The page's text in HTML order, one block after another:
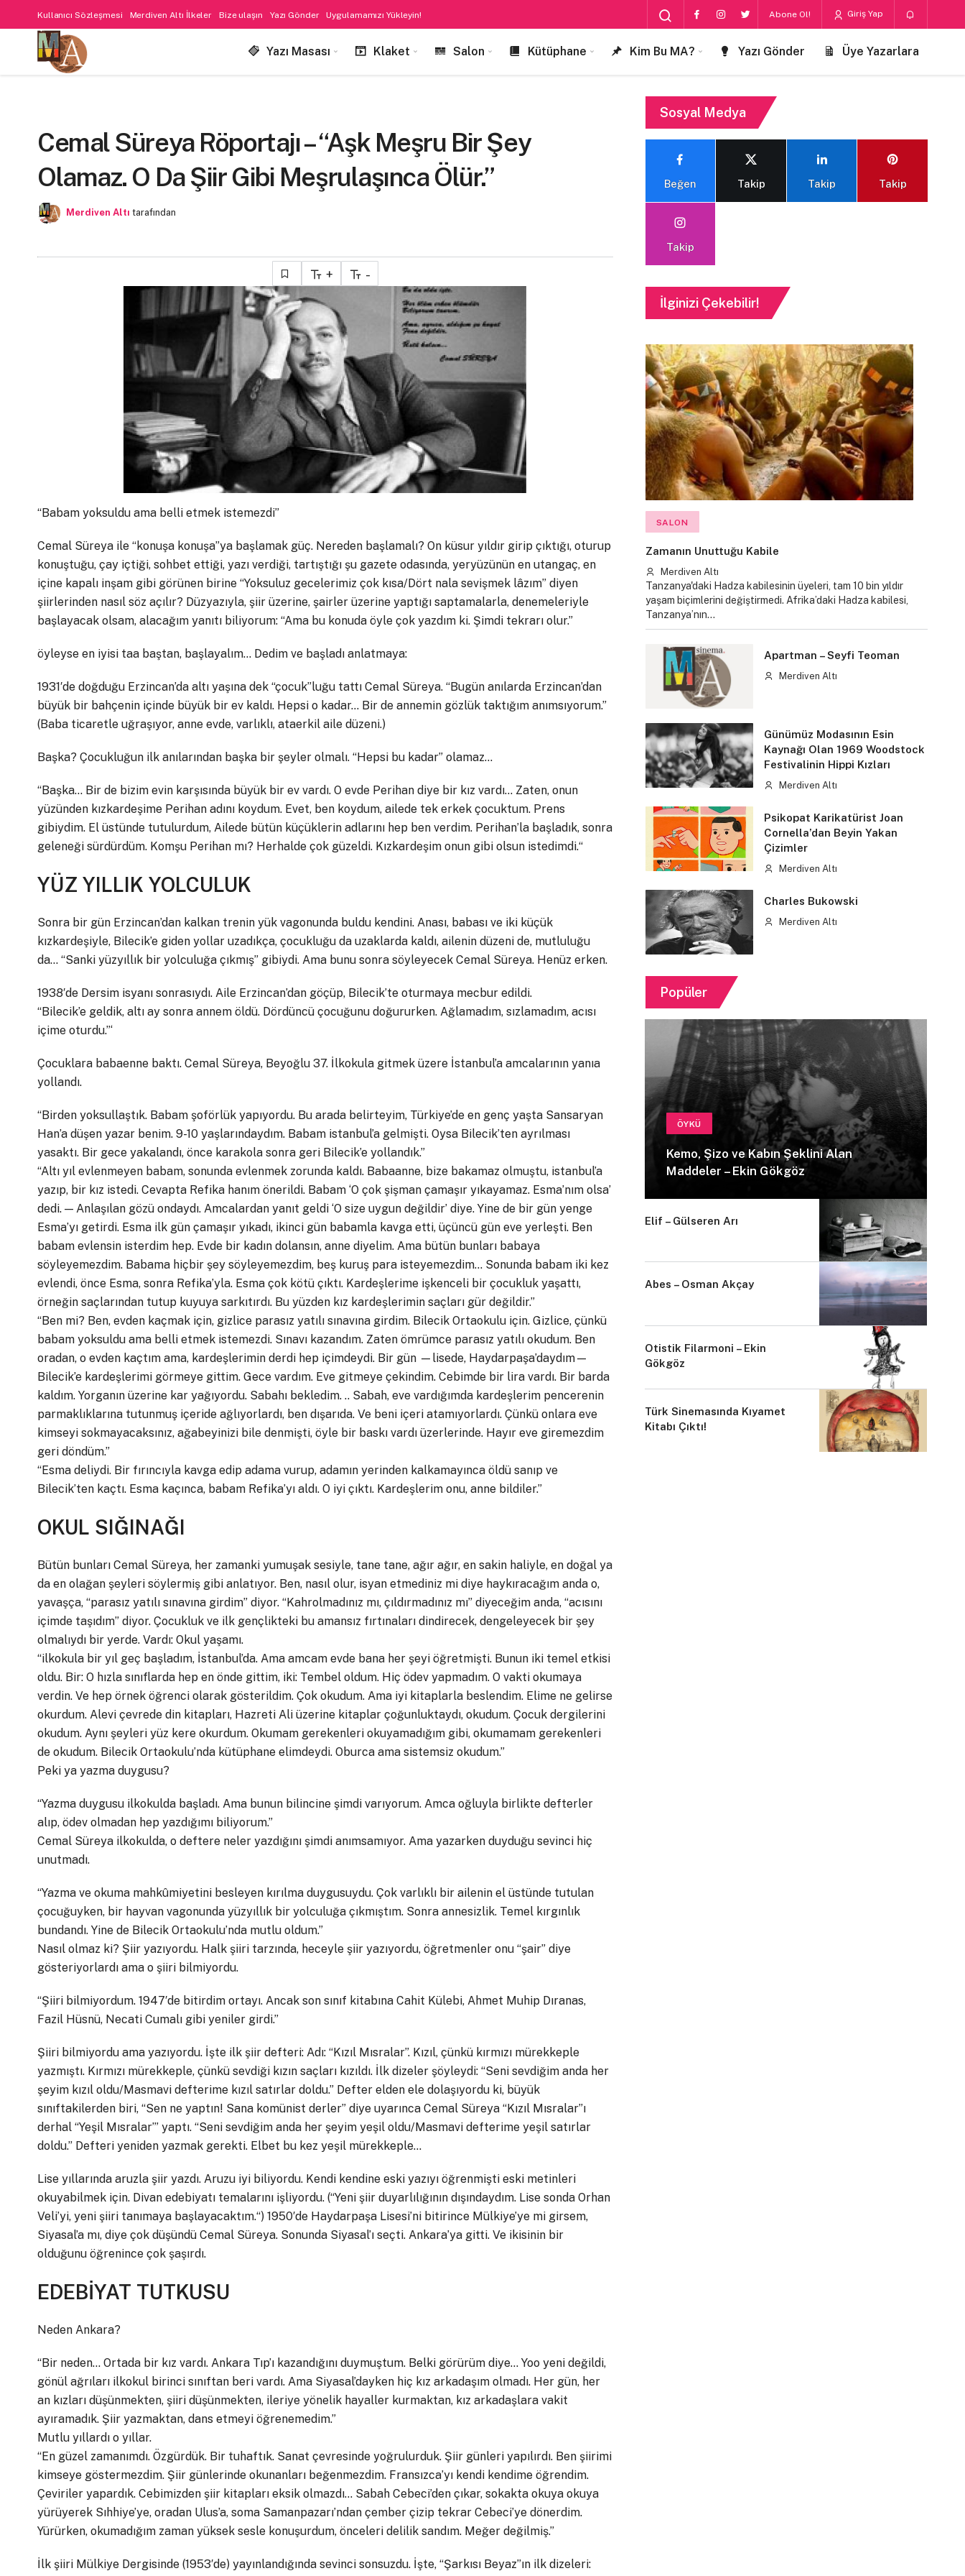
Kullanıcı Sözleşmesi Merdiven Altı İlkeler Bize ulaşın Yazı Gönder Uygulamamızı Yükleyin! Abone Ol! Giriş Yap
Yazı Masası Klaket Salon Kütüphane Kim Bu MA? Yazı Gönder Üye Yazarlara
Cemal Süreya Röportajı – “Aşk Meşru Bir Şey
Olamaz. O Da Şiir Gibi Meşrulaşınca Ölür.”
Merdiven Altı tarafından
+ -
“Babam yoksuldu ama belli etmek istemezdi”
Cemal Süreya ile “konuşa konuşa”ya başlamak güç. Nereden başlamalı? On küsur yıldır girip çıktığı, oturup
konuştuğu, çay içtiği, sohbet ettiği, yazı verdiği, tartıştığı şu gazete odasında, yeryüzünün en utangaç, en
içine kapalı inşam gibi görünen birine “Yoksuluz gecelerimiz çok kısa/Dört nala sevişmek lâzım” diyen
şiirlerinden nasıl söz açılır? Düzyazıyla, şiir üzerine, şairler üzerine yaptığı saptamalarla, denemeleriyle
başlayacak olsam, alacağım yanıtı biliyorum: “Ama bu konuda öyle çok yazdım ki. Şimdi tekrarı olur.”
öyleyse en iyisi taa baştan, başlayalım… Dedim ve başladı anlatmaya:
1931′de doğduğu Erzincan’da altı yaşına dek “çocuk”luğu tattı Cemal Süreya. “Bugün anılarda Erzincan’dan
büyük bir bahçenin içinde büyük bir ev kaldı. Hepsi o kadar… Bir de annemin gözlük taktığım anımsıyorum.”
(Baba ticaretle uğraşıyor, anne evde, varlıklı, ataerkil aile düzeni.)
Başka? Çocukluğun ilk anılarından başka bir şeyler olmalı. “Hepsi bu kadar” olamaz…
“Başka… Bir de bizim evin karşısında büyük bir ev vardı. O evde Perihan diye bir kız vardı… Zaten, onun
yüzünden kızkardeşime Perihan adını koydum. Evet, ben koydum, ailede tek erkek çocuktum. Prens
gibiydim. El üstünde tutulurdum, Ailede bütün küçüklerin adlarını hep ben verdim. Perihan’la başladık, sonra
geleneği sürdürdüm. Komşu Perihan mı? Herhalde çok güzeldi. Kızkardeşim onun gibi olsun istedimdi.“
YÜZ YILLIK YOLCULUK
Sonra bir gün Erzincan’dan kalkan trenin yük vagonunda buldu kendini. Anası, babası ve iki küçük
kızkardeşiyle, Bilecik’e giden yollar uzadıkça, çocukluğu da uzaklarda kaldı, ailenin düzeni de, mutluluğu
da… “Sanki yüzyıllık bir yolculuğa çıkmış” gibiydi. Ama bunu sonra söyleyecek Cemal Süreya. Henüz erken.
1938′de Dersim isyanı sonrasıydı. Aile Erzincan’dan göçüp, Bilecik’te oturmaya mecbur edildi.
“Bilecik’e geldik, altı ay sonra annem öldü. Dördüncü çocuğunu doğururken. Ağlamadım, sızlamadım, acısı
içime oturdu.”‘
Çocuklara babaenne baktı. Cemal Süreya, Beyoğlu 37. İlkokula gitmek üzere İstanbul’a amcalarının yanıa
yollandı.
“Birden yoksullaştık. Babam şoförlük yapıyordu. Bu arada belirteyim, Türkiye’de en genç yaşta Sansaryan
Han’a düşen yazar benim. 9-10 yaşlarındaydım. Babam istanbul’a gelmişti. Oysa Bilecik’ten ayrılması
yasaktı. Bir gece yakalandı, önce karakola sonra geri Bilecik’e yollandık.”
“Altı yıl evlenmeyen babam, sonunda evlenmek zorunda kaldı. Babaanne, bize bakamaz olmuştu, istanbul’a
yazıp, bir kız istedi. Cevapta Refika hanım önerildi. Babam ‘O çok şişman çamaşır yıkayamaz. Esma’nım olsa’
dedi. — Anlaşılan gözü ondaydı. Amcalardan yanıt geldi ‘O size uygun değildir’ diye. Yine de bir gün yenge
Esma’yı getirdi. Esma ilk gün çamaşır yıkadı, ikinci gün babamla kavga etti, üçüncü gün eve yerleşti. Ben
babam evlensin isterdim hep. Evde bir kadın dolansın, anne diyelim. Ama bütün bunları babaya
söyleyemezdim. Babama hiçbir şey söyleyemezdim, beş kuruş para isteyemezdim… Sonunda babam iki kez
evlendi, önce Esma, sonra Refika’yla. Esma çok kötü çıktı. Kardeşlerime işkenceli bir çocukluk yaşattı,
örneğin saçlarından tutup kuyuya sarkıtırdı. Bu yüzden kız kardeşlerimin saçları gür değildir.”
“Ben mi? Ben, evden kaçmak için, gizlice parasız yatılı sınavına girdim. Bilecik Ortaokulu için. Gizlice, çünkü
babam yoksuldu ama belli etmek istemezdi. Sınavı kazandım. Zaten ömrümce parasız yatılı okudum. Ben
oradan, o evden kaçtım ama, kardeşlerimin derdi hep içimdeydi. Bir gün —lisede, Haydarpaşa’daydım—
Bilecik’e kardeşlerimi görmeye gittim. Gece vardım. Eve gitmeye çekindim. Cebimde bir lira vardı. Bir barda
kaldım. Yorganın üzerine kar yağıyordu. Sabahı bekledim. .. Sabah, eve vardığımda kardeşlerim pencerenin
parmaklıklarına tutunmuş içeride ağlıyorlardı, ben dışarıda. Ve beni içeri atamıyorlardı. Çünkü onlara eve
kimseyi sokmayacaksınız, ağabeyinizi bile denmişti, öyle bir baskı vardı üzerlerinde. Hayır eve giremezdim
geri döndüm.”
“Esma deliydi. Bir fırıncıyla kavga edip adama vurup, adamın yerinden kalkamayınca öldü sanıp ve
Bilecik’ten kaçtı. Esma kaçınca, babam Refika’yı aldı. O iyi çıktı. Kardeşlerim onu, anne bildiler.”
OKUL SIĞINAĞI
Bütün bunları Cemal Süreya, her zamanki yumuşak sesiyle, tane tane, ağır ağır, en sakin haliyle, en doğal ya
da en olağan şeyleri söylermiş gibi anlatıyor. Ben, nasıl olur, isyan etmediniz mi diye haykıracağım anda o,
yavaşça, “parasız yatılı sınavına girdim” diyor. “Kahrolmadınız mı, çıldırmadınız mı” diyeceğim anda, “acısını
içimde taşıdım” diyor. Çocukluk ve ilk gençlikteki bu amansız fırtınaları dindirecek, dengeleyecek bir şey
olmalıydı bir yerde. Vardı: Okul yaşamı.
“ilkokula bir yıl geç başladım, İstanbul’da. Ama amcam evde bana her şeyi öğretmişti. Bunun iki temel etkisi
oldu. Bir: O hızla sınıflarda hep en önde gittim, iki: Tembel oldum. Hiç ödev yapmadım. O vakti okumaya
verdin. Ve hep örnek öğrenci olarak gösterildim. Çok okudum. Ama iyi kitaplarla beslendim. Elime ne gelirse
okurdum. Alevi çevrede din kitapları, Hazreti Ali üzerine kitaplar çoğunluktaydı, okudum. Çocuk dergilerini
okudum. Aynı şeyleri yüz kere okurdum. Okumam gerekenleri okuyamadığım gibi, okumamam gerekenleri
de okudum. Bilecik Ortaokulu’nda kütüphane elimdeydi. Oburca ama sistemsiz okudum.”
Peki ya yazma duygusu?
“Yazma duygusu ilkokulda başladı. Ama bunun bilincine şimdi varıyorum. Amca oğluyla birlikte defterler
alıp, ödev olmadan hep yazdığımı biliyorum.”
Cemal Süreya ilkokulda, o deftere neler yazdığını şimdi anımsamıyor. Ama yazarken duyduğu sevinci hiç
unutmadı.
“Yazma ve okuma mahkûmiyetini besleyen kırılma duygusuydu. Çok varlıklı bir ailenin el üstünde tutulan
çocuğuyken, bir hayvan vagonunda yüzyıllık bir yolculuğa çıkmıştım. Sonra annesizlik. Temel kırgınlık
bundandı. Yine de Bilecik Ortaokulu’nda mutlu oldum.”
Nasıl olmaz ki? Şiir yazıyordu. Halk şiiri tarzında, heceyle şiir yazıyordu, öğretmenler onu “şair” diye
gösteriyorlardı ama o şiiri bilmiyordu.
“Şiiri bilmiyordum. 1947′de bitirdim ortayı. Ancak son sınıf kitabına Cahit Külebi, Ahmet Muhip Dıranas,
Fazil Hüsnü, Necati Cumalı gibi yeniler girdi.”
Şiiri bilmiyordu ama yazıyordu. İşte ilk şiir defteri: Adı: “Kızıl Mısralar”. Kızıl, çünkü kırmızı mürekkeple
yazmıştı. Kırmızı mürekkeple, çünkü sevdiği kızın saçları kızıldı. İlk dizeler şöyleydi: “Seni sevdiğim anda her
şeyim kızıl oldu/Masmavi defterime kızıl satırlar doldu.” Defter elden ele dolaşıyordu ki, büyük
sınıftakilerden biri, “Sen ne yaptın! Sana komünist derler” diye uyarınca Cemal Süreya “Kızıl Mısralar”ı
derhal “Yeşil Mısralar’” yaptı. “Seni sevdiğim anda her şeyim yeşil oldu/Masmavi defterime yeşil satırlar
doldu.” Defteri yeniden yazmak gerekti. Elbet bu kez yeşil mürekkeple…
Lise yıllarında aruzla şiir yazdı. Aruzu iyi biliyordu. Kendi kendine eski yazıyı öğrenmişti eski metinleri
okuyabilmek için. Divan edebiyatı temalarını işliyordu. (“Yeni şiir duyarlılığının dışındaydım. Lise sonda Orhan
Veli’yi, yeni şiiri tanımaya başlayacaktım.“) 1950′de Haydarpaşa Lisesi’ni bitirince Mülkiye’ye mi girsem,
Siyasal’a mı, diye çok düşündü Cemal Süreya. Sonunda Siyasal’ı seçti. Ankara’ya gitti. Ve ikisinin bir
olduğunu öğrenince çok şaşırdı.
EDEBİYAT TUTKUSU
Neden Ankara?
“Bir neden… Ortada bir kız vardı. Ankara Tıp’ı kazandığını duymuştum. Belki görürüm diye… Yoo yeni değildi,
gönül ağrıları ilkokul birinci sınıftan beri vardı. Ama Siyasal’dayken hiç kız arkadaşım olmadı. Her gün, her
an kızları düşünmekten, şiiri düşünmekten, ileriye yönelik hayaller kurmaktan, kız arkadaşlara vakit
ayıramadık. Şiir yazmaktan, dans etmeyi öğrenemedim.”
Mutlu yıllardı o yıllar.
“En güzel zamanımdı. Özgürdük. Bir tuhaftık. Sanat çevresinde yoğrulurduk. Şiir günleri yapılırdı. Ben şiirimi
kimseye göstermezdim. Şiir günlerinde okunanları beğenmezdim. Fransızca’yı kendi kendime öğrendim.
Çeviriler yapardık. Cebimizden şiir kitapları eksik olmazdı… Sabah Cebeci’den çıkar, sokakta okuya okuya
yürüyerek Sıhhiye’ye, oradan Ulus’a, soma Samanpazarı’ndan çember çizip tekrar Cebeci’ye dönerdim.
Yürürken, okumadığım zaman yüksek sesle konuşurdum, önceleri delilik sandım. Meğer değilmiş.”
İlk şiiri Mülkiye Dergisinde (1953′de) yayınlandığında sevinci sonsuzdu. İşte, “Şarkısı Beyaz”ın ilk dizeleri:
Sosyal Medya
Beğen Takip Takip Takip
Takip
İlginizi Çekebilir!
SALON
Zamanın Unuttuğu Kabile
Merdiven Altı
Tanzanya'daki Hadza kabilesinin üyeleri, tam 10 bin yıldır
yaşam biçimlerini değiştirmedi. Afrika’daki Hadza kabilesi,
Tanzanya’nın…
Apartman – Seyfi Teoman
Merdiven Altı
Günümüz Modasının Esin
Kaynağı Olan 1969 Woodstock
Festivalinin Hippi Kızları
Merdiven Altı
Psikopat Karikatürist Joan
Cornella’dan Beyin Yakan
Çizimler
Merdiven Altı
Charles Bukowski
Merdiven Altı
Popüler
ÖYKÜ
Kemo, Şizo ve Kabın Şeklini Alan
Maddeler – Ekin Gökgöz
Elif – Gülseren Arı
Abes – Osman Akçay
Otistik Filarmoni – Ekin
Gökgöz
Türk Sinemasında Kıyamet
Kitabı Çıktı!